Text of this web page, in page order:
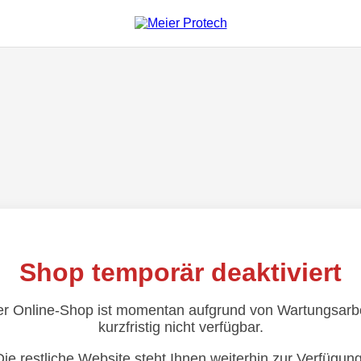
Shop temporär deaktiviert
Online-Shop ist momentan aufgrund von
kurzfristig nicht verfügbar.